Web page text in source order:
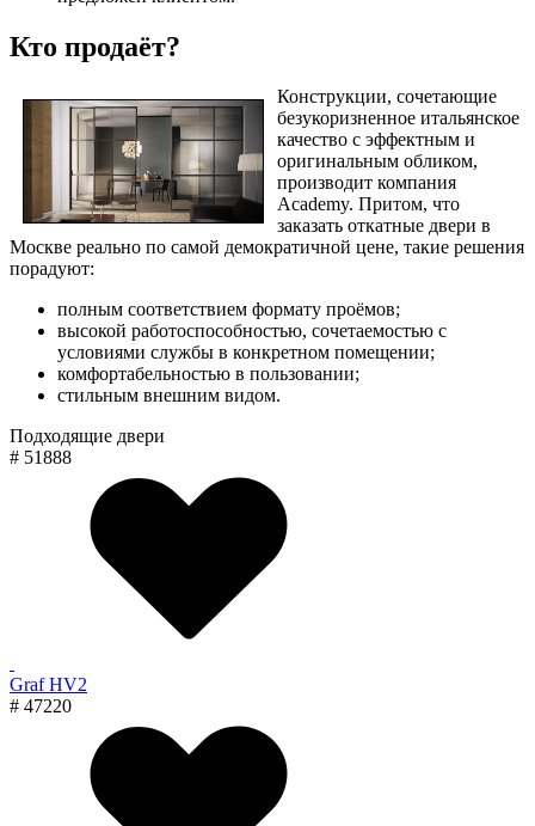
Кто продаёт?
Конструкции, сочетающие
безукоризненное итальянское
качество с эффектным и
оригинальным обликом,
производит компания
Academy. Притом, что
заказать откатные двери в
Москве реально по самой демократичной цене, такие решения
порадуют:
полным соответствием формату проёмов;
высокой работоспособностью, сочетаемостью с
условиями службы в конкретном помещении;
комфортабельностью в пользовании;
стильным внешним видом.
Подходящие двери
# 51888
Graf HV2
# 47220